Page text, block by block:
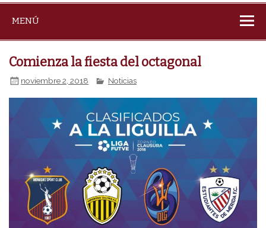
MENÚ
Comienza la fiesta del octagonal
noviembre 2, 2018 Noticias